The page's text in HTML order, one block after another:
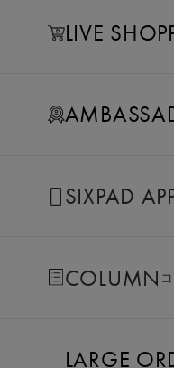
LIVE
SIXPAD
COLUMN
LARGE